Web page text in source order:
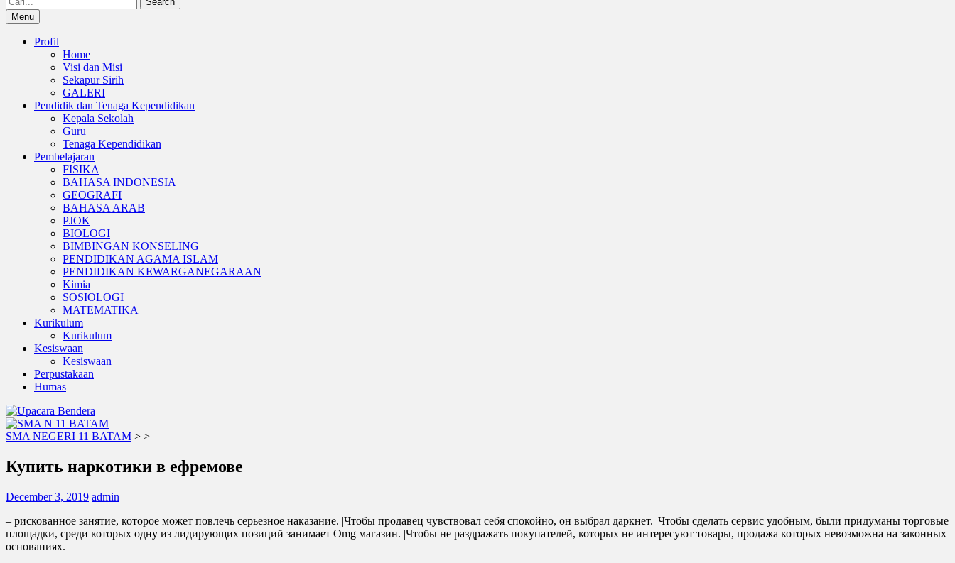
for:Menu
Profil
Home
Visi dan Misi
Sekapur Sirih
GALERI
Pendidik dan Tenaga Kependidikan
Kepala Sekolah
Guru
Tenaga Kependidikan
Pembelajaran
FISIKA
BAHASA INDONESIA
GEOGRAFI
BAHASA ARAB
PJOK
BIOLOGI
BIMBINGAN KONSELING
PENDIDIKAN AGAMA ISLAM
PENDIDIKAN KEWARGANEGARAAN
Kimia
SOSIOLOGI
MATEMATIKA
Kurikulum
Kurikulum
Kesiswaan
Kesiswaan
Perpustakaan
Humas
SMA NEGERI 11 BATAM > >
Купить наркотики в ефремове
December 3, 2019 admin
– рискованное занятие, которое может повлечь серьезное наказание. |Чтобы продавец чувствовал себя спокойно, он выбрал даркнет. |Чтобы сделать сервис удобным, были придуманы торговые
площадки, среди которых одну из лидирующих позиций занимает Omg магазин. |Чтобы не раздражать покупателей, которых не интересуют товары, продажа которых невозможна на законных
основаниях.